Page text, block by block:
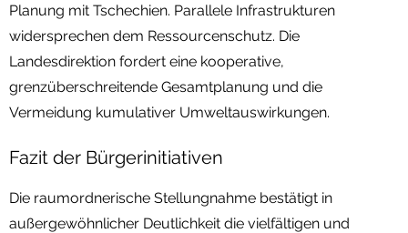
Planung mit Tschechien. Parallele Infrastrukturen
widersprechen dem Ressourcenschutz. Die
Landesdirektion fordert eine kooperative,
grenzüberschreitende Gesamtplanung und die
Vermeidung kumulativer Umweltauswirkungen.
Fazit der Bürgerinitiativen
Die raumordnerische Stellungnahme bestätigt in
außergewöhnlicher Deutlichkeit die vielfältigen und